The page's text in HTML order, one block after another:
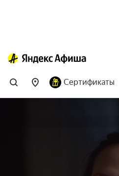
Сертификаты